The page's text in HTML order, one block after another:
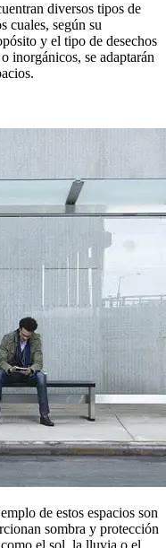
diversos tipos de
cuales, según su
y el tipo de desechos
inorgánicos, se adaptarán
de estos espacios son
sombra y protección